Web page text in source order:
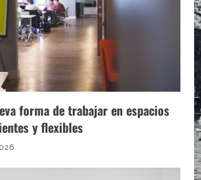
forma de trabajar en espacios
y flexibles